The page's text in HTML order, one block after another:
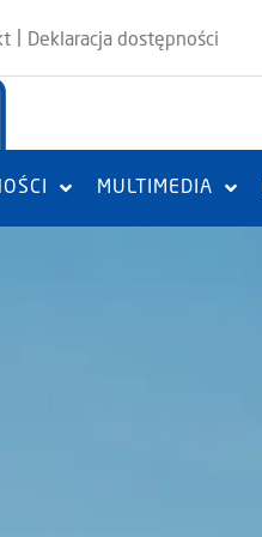
Deklaracja dostępności
MULTIMEDIA